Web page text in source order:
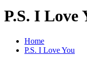
P.S. I Love
Home
P.S. I Love You